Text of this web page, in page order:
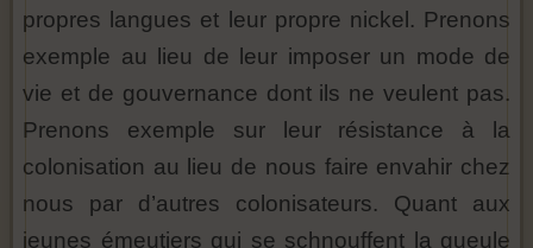
propres langues et leur propre nickel. Prenons
exemple au lieu de leur imposer un mode de
vie et de gouvernance dont ils ne veulent pas.
Prenons exemple sur leur résistance à la
colonisation au lieu de nous faire envahir chez
nous par d’autres colonisateurs. Quant aux
jeunes émeutiers qui se schnouffent la gueule